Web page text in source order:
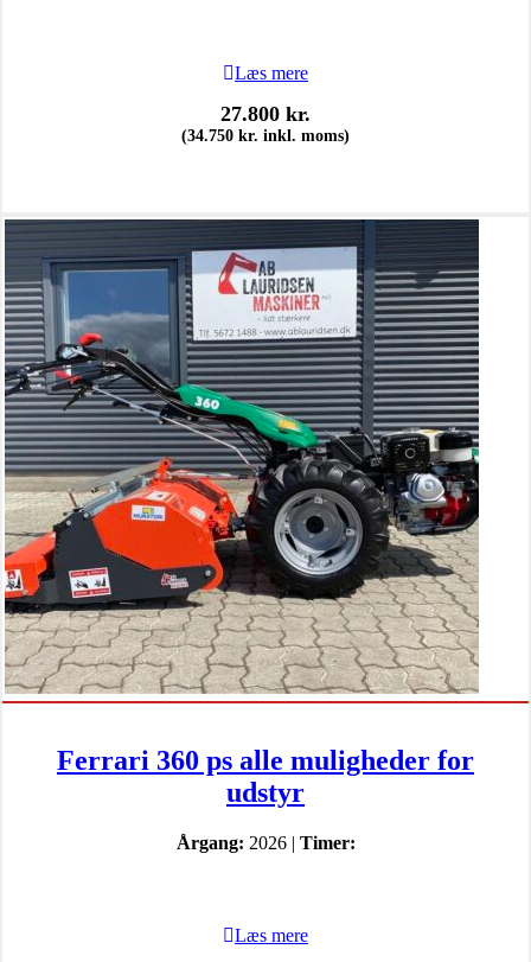
Læs mere
27.800 kr.
(34.750 kr. inkl. moms)
Ferrari 360 ps alle muligheder for
udstyr
Årgang: 2026 | Timer:
Læs mere